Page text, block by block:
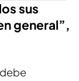
sus
general”,